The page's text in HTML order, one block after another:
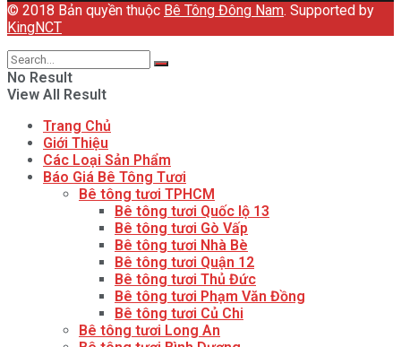
© 2018 Bản quyền thuộc Bê Tông Đông Nam. Supported by
KingNCT
No Result
View All Result
Trang Chủ
Giới Thiệu
Các Loại Sản Phẩm
Báo Giá Bê Tông Tươi
Bê tông tươi TPHCM
Bê tông tươi Quốc lộ 13
Bê tông tươi Gò Vấp
Bê tông tươi Nhà Bè
Bê tông tươi Quận 12
Bê tông tươi Thủ Đức
Bê tông tươi Phạm Văn Đồng
Bê tông tươi Củ Chi
Bê tông tươi Long An